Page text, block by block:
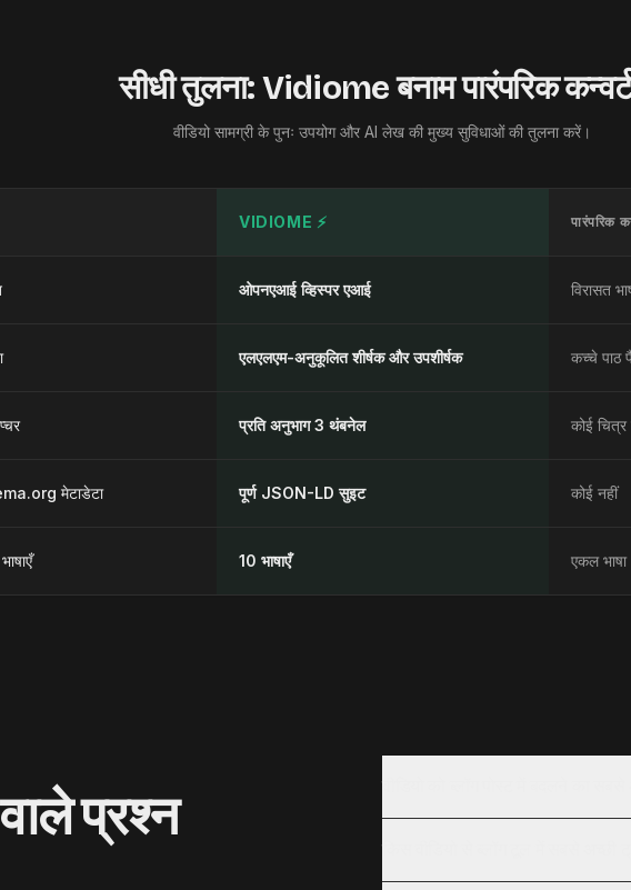
सीधी तुलना: Vidiome बनाम पारंपरिक
वीडियो सामग्री के पुनः उपयोग और AI लेख की मुख्य सुविधाओं की तुलना करें।
VIDIOME ⚡ पारंपरिक
ओपनएआई व्हिस्पर एआई विरासत
एलएलएम-अनुकूलित शीर्षक और उपशीर्षक कच्चे पाठ
प्रति अनुभाग 3 थंबनेल कोई चित्र
मेटाडेटा पूर्ण JSON-LD सुइट कोई नहीं
10 भाषाएँ एकल भाषा
प्रश्न